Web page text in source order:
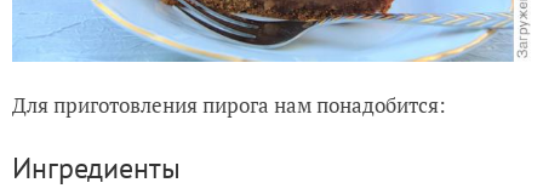
Для приготовления пирога нам понадобится:
Ингредиенты